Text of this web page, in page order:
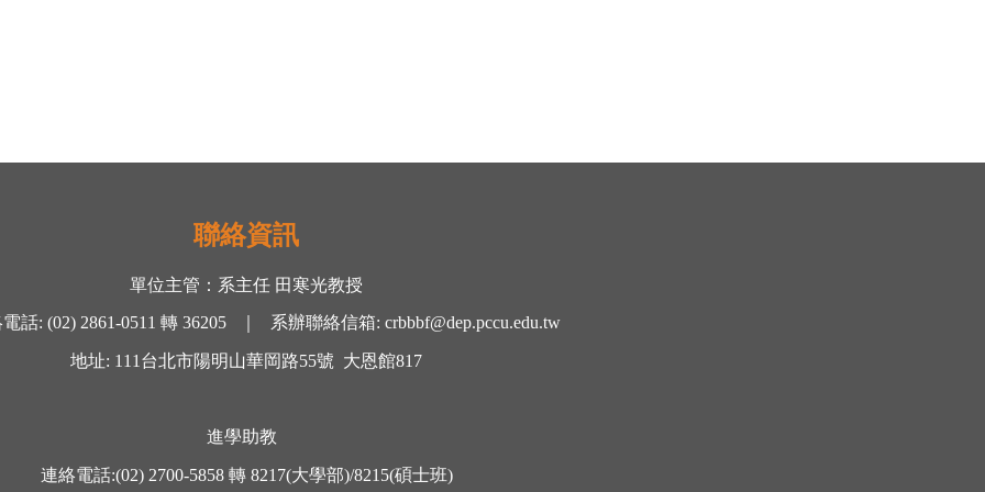
聯絡資訊
單位主管： 系主任 田寒光教授
話: (02) 2861-0511 轉36205 ｜ 系辦聯絡信箱: crbbbf@dep.pccu.edu.tw
地址: 111 台北市陽明山華岡路55號 大恩館817
進學助教
連絡電話:(02) 2700-5858 轉 8217(大學部)/8215(碩士班)